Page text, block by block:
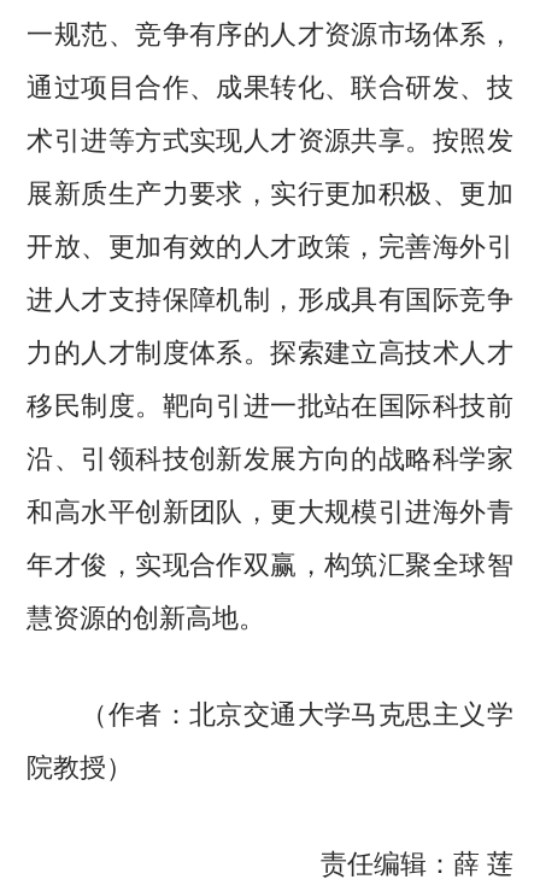
一规范、竞争有序的人才资源市场体系，
通过项目合作、成果转化、联合研发、技
术引进等方式实现人才资源共享。按照发
展新质生产力要求，实行更加积极、更加
开放、更加有效的人才政策，完善海外引
进人才支持保障机制，形成具有国际竞争
力的人才制度体系。探索建立高技术人才
移民制度。靶向引进一批站在国际科技前
沿、引领科技创新发展方向的战略科学家
和高水平创新团队，更大规模引进海外青
年才俊，实现合作双赢，构筑汇聚全球智
慧资源的创新高地。
（作者：北京交通大学马克思主义学
院教授）
责任编辑：薛 莲